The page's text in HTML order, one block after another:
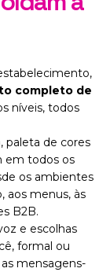
completo de
níveis, todos
paleta de cores
em todos os
os ambientes
aos menus, às
B2B.
e escolhas
formal ou
mensagens-